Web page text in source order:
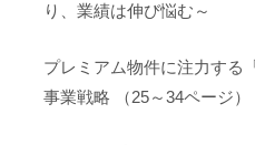
り、業績は伸び悩む～
プレミアム物件に注力する
事業戦略 （25～34ページ）